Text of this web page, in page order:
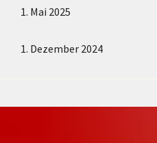
1. Mai 2025
1. Dezember 2024